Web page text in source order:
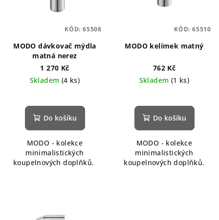
MODO dávkovač mýdla
matná nerez
1 270 Kč
Skladem (4 ks)
Do košíku
MODO - kolekce
minimalistických
koupelnových doplňků.
KÓD: 65508
MODO kelímek matný
762 Kč
Skladem (1 ks)
Do košíku
MODO - kolekce
minimalistických
koupelnových doplňků.
KÓD: 65510